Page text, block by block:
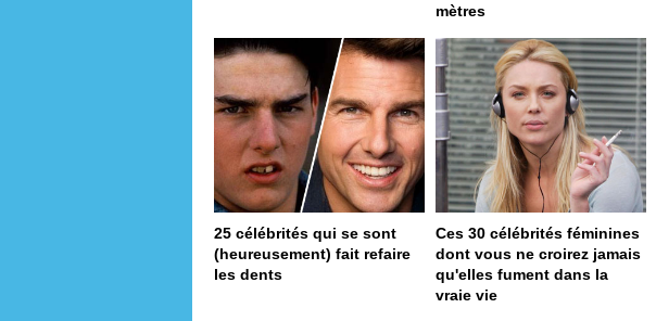
mètres
25 célébrités qui se sont
(heureusement) fait refaire
les dents
Ces 30 célébrités féminines
dont vous ne croirez jamais
qu'elles fument dans la
vraie vie